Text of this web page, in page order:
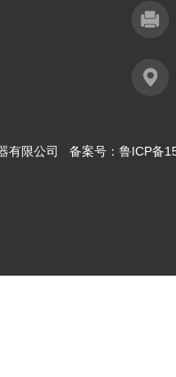
有限公司 备案号： 鲁ICP备